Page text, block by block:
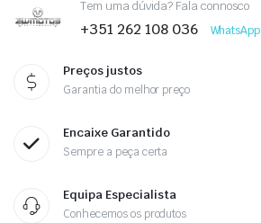
Tem uma dúvida? Fala connosco
+351 262 108 036 WhatsApp
Preços justos
Garantia do melhor preço
Encaixe Garantido
Sempre a peça certa
Equipa Especialista
Conhecemos os produtos